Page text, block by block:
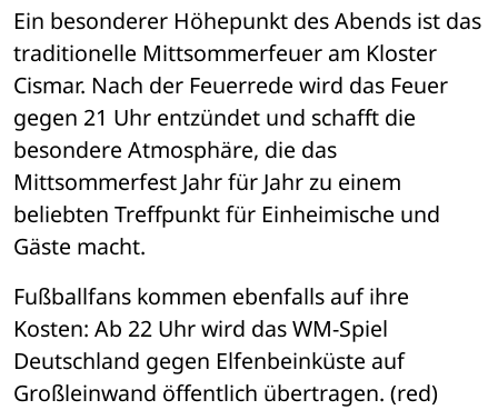
Ein besonderer Höhepunkt des Abends ist das
traditionelle Mittsommerfeuer am Kloster
Cismar. Nach der Feuerrede wird das Feuer
gegen 21 Uhr entzündet und schafft die
besondere Atmosphäre, die das
Mittsommerfest Jahr für Jahr zu einem
beliebten Treffpunkt für Einheimische und
Gäste macht.
Fußballfans kommen ebenfalls auf ihre
Kosten: Ab 22 Uhr wird das WM-Spiel
Deutschland gegen Elfenbeinküste auf
Großleinwand öffentlich übertragen. (red)